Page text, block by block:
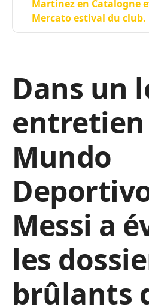
Martinez en Catalogne
Mercato estival du club.
Dans un
entretien
Mundo
Messi a
les
brûlants